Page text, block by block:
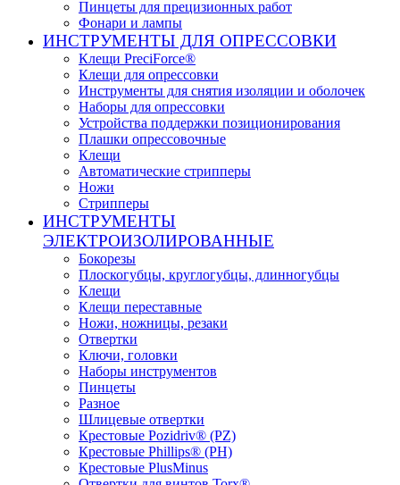
Пинцеты для прецизионных работ
Фонари и лампы
ИНСТРУМЕНТЫ ДЛЯ ОПРЕССОВКИ
Клещи PreciForce®
Клещи для опрессовки
Инструменты для снятия изоляции и оболочек
Наборы для опрессовки
Устройства поддержки позиционирования
Плашки опрессовочные
Клещи
Автоматические стрипперы
Ножи
Стрипперы
ИНСТРУМЕНТЫ
ЭЛЕКТРОИЗОЛИРОВАННЫЕ
Бокорезы
Плоскогубцы, круглогубцы, длинногубцы
Клещи
Клещи переставные
Ножи, ножницы, резаки
Отвертки
Ключи, головки
Наборы инструментов
Пинцеты
Разное
Шлицевые отвертки
Крестовые Pozidriv® (PZ)
Крестовые Phillips® (PH)
Крестовые PlusMinus